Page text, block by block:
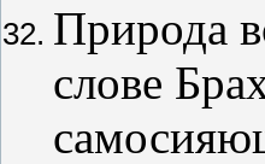
Природа
слове